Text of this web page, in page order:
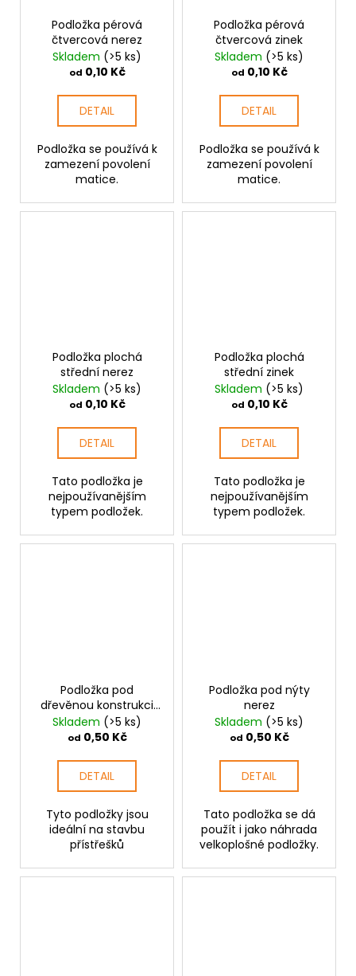
Podložka pérová
čtvercová nerez
Skladem (>5 ks)
od 0,10 Kč
DETAIL
Podložka se používá k
zamezení povolení
matice.
Podložka pérová
čtvercová zinek
Skladem (>5 ks)
od 0,10 Kč
DETAIL
Podložka se používá k
zamezení povolení
matice.
Podložka plochá
střední nerez
Skladem (>5 ks)
od 0,10 Kč
DETAIL
Tato podložka je
nejpoužívanějším
typem podložek.
Podložka plochá
střední zinek
Skladem (>5 ks)
od 0,10 Kč
DETAIL
Tato podložka je
nejpoužívanějším
typem podložek.
Podložka pod
dřevěnou konstrukci
zinek
Skladem (>5 ks)
od 0,50 Kč
DETAIL
Tyto podložky jsou
ideální na stavbu
přístřešků
Podložka pod nýty
nerez
Skladem (>5 ks)
od 0,50 Kč
DETAIL
Tato podložka se dá
použít i jako náhrada
velkoplošné podložky.